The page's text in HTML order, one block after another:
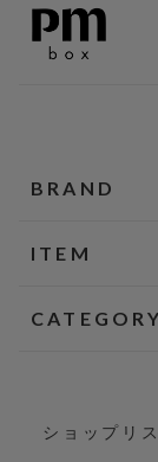
BRAND
ITEM
CATEGORY
ショップリ